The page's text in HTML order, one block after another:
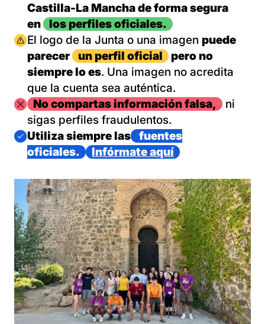
Castilla-La Mancha de forma segura
en
los perfiles oficiales.
Imagen
El logo de la Junta o una imagen puede
parecer
un perfil oficial
pero no
siempre lo es. Una imagen no acredita
que la cuenta sea auténtica.
ImagenNo compartas información falsa,
ni
sigas perfiles fraudulentos.
Imagen
Utiliza siempre las
fuentes
oficiales.
Infórmate aquí